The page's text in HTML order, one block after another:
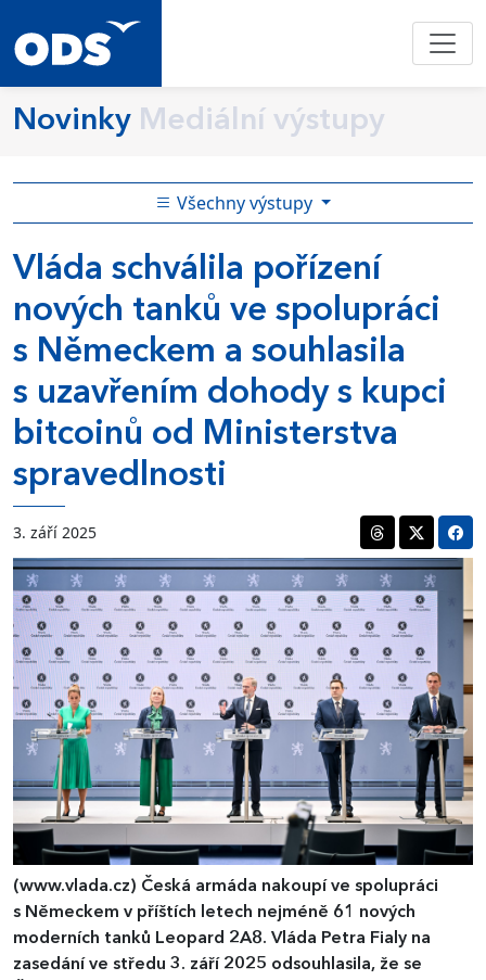
Novinky Mediální výstupy
Všechny výstupy
Vláda schválila pořízení
nových tanků ve spolupráci
s Německem a souhlasila
s uzavřením dohody s kupci
bitcoinů od Ministerstva
spravedlnosti
3. září 2025
(www.vlada.cz) Česká armáda nakoupí ve spolupráci
s Německem v příštích letech nejméně 61 nových
moderních tanků Leopard 2A8. Vláda Petra Fialy na
zasedání ve středu 3. září 2025 odsouhlasila, že se